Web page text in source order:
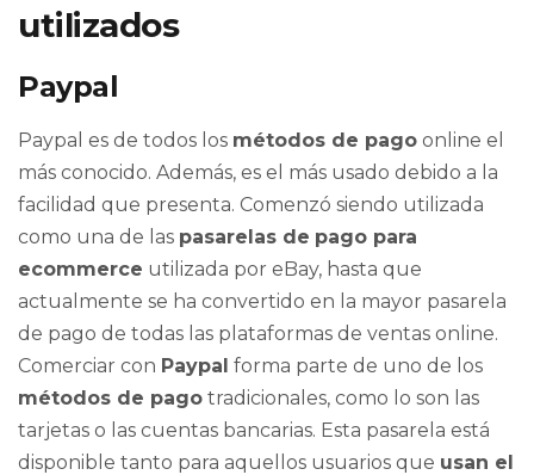
utilizados
Paypal
Paypal es de todos los métodos de pago online el
más conocido. Además, es el más usado debido a la
facilidad que presenta. Comenzó siendo utilizada
como una de las pasarelas de pago para
ecommerce utilizada por eBay, hasta que
actualmente se ha convertido en la mayor pasarela
de pago de todas las plataformas de ventas online.
Comerciar con Paypal forma parte de uno de los
métodos de pago tradicionales, como lo son las
tarjetas o las cuentas bancarias. Esta pasarela está
disponible tanto para aquellos usuarios que usan el